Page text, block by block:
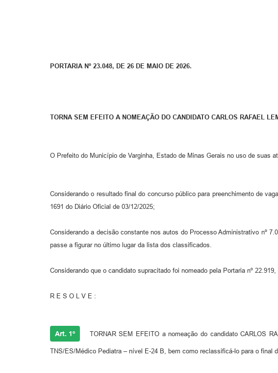
PORTARIA Nº 23.048, DE 26 DE MAIO DE 2026.
TORNA SEM EFEITO A NOMEAÇÃO DO CANDIDATO CARLOS RAFAEL
O Prefeito do Município de Varginha, Estado de Minas Gerais no uso de suas
Considerando o resultado final do concurso público para preenchimento de
1691 do Diário Oficial de 03/12/2025;
Considerando a decisão constante nos autos do Processo Administrativo nº
passe a figurar no último lugar da lista dos classificados.
Considerando que o candidato supracitado foi nomeado pela Portaria nº 22.919,
R E S O L V E :
Art. 1º TORNAR SEM EFEITO a nomeação do candidato CARLOS
TNS/ES/Médico Pediatra – nível E-24 B, bem como reclassificá-lo para o final